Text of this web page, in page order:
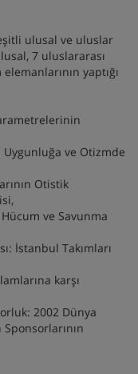
ulusal ve uluslar
7 uluslararası
yaptığı
Uygunluğa ve Otizmde
Otistik
ve Savunma
İstanbul Takımları
karşı
2002 Dünya
Sponsorlarının